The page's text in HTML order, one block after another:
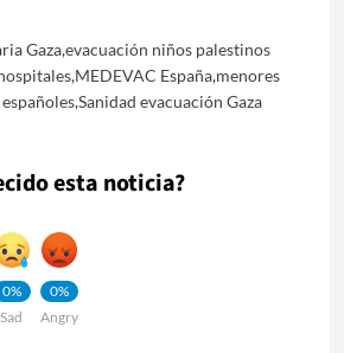
Gaza,evacuación niños palestinos
,MEDEVAC España,menores
,Sanidad evacuación Gaza
esta noticia?
0%
Sad
0%
Angry